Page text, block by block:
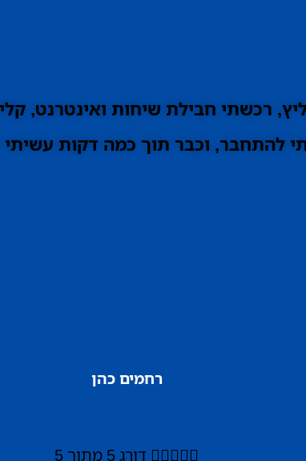
רכשתי חבילת שיחות ואינטרנט,
להתחבר, וכבר תוך כמה דקות עשיתי
רחמים כהן
 דורג 5 מתוך 5